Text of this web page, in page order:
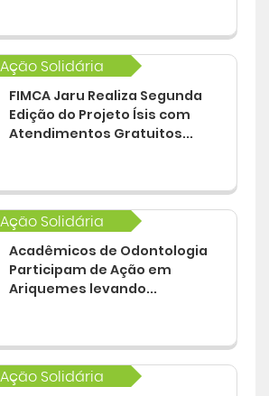
Ação Solidária
FIMCA Jaru Realiza Segunda
Edição do Projeto Ísis com
Atendimentos Gratuitos...
Ação Solidária
Acadêmicos de Odontologia
Participam de Ação em
Ariquemes levando...
Ação Solidária